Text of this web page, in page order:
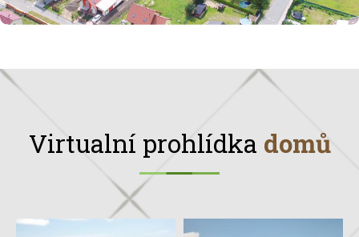
Virtualní prohlídka domů